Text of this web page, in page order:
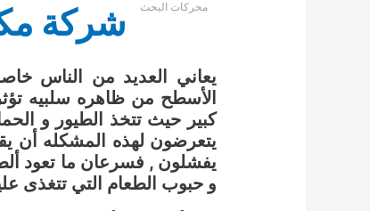
محركات البحث
شركة
يعاني العديد من الناس
الأسطح من ظاهره سلبيه
كبير حيث تتخذ الطيور و
يتعرضون لهذه المشكله أن
يفشلون , فسرعان ما تعود
و حبوب الطعام التي تتغذى